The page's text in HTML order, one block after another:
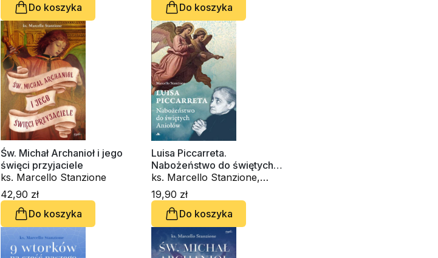
Do koszyka
Do koszyka
Św. Michał Archanioł i jego
święci przyjaciele
ks. Marcello Stanzione
42,90 zł
Do koszyka
Luisa Piccarreta.
Nabożeństwo do świętych
aniołów
ks. Marcello Stanzione,
Luiza Piccarreta
19,90 zł
Do koszyka